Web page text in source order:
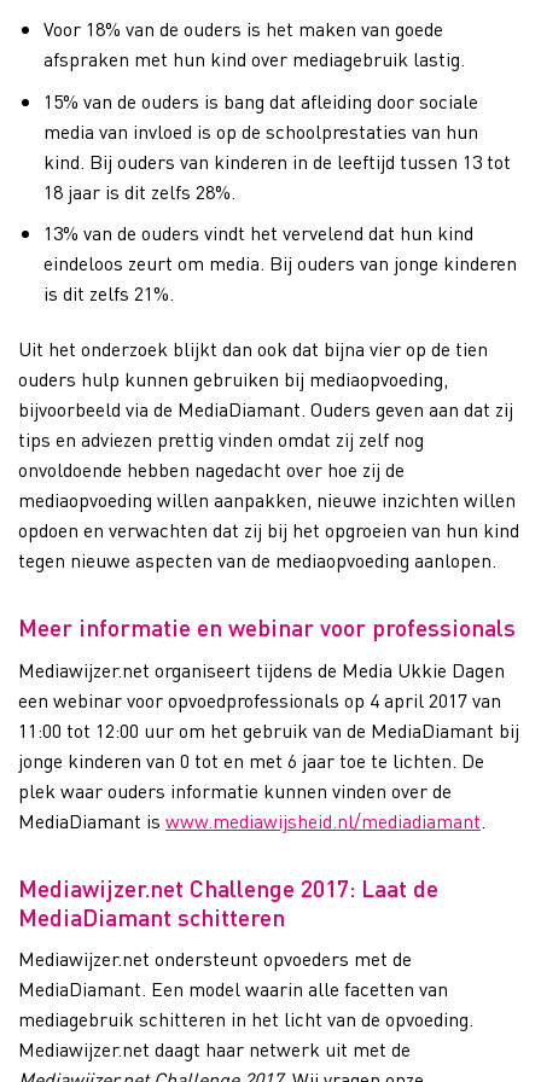
Voor 18% van de ouders is het maken van goede
afspraken met hun kind over mediagebruik lastig.
15% van de ouders is bang dat afleiding door sociale
media van invloed is op de schoolprestaties van hun
kind. Bij ouders van kinderen in de leeftijd tussen 13 tot
18 jaar is dit zelfs 28%.
13% van de ouders vindt het vervelend dat hun kind
eindeloos zeurt om media. Bij ouders van jonge kinderen
is dit zelfs 21%.
Uit het onderzoek blijkt dan ook dat bijna vier op de tien
ouders hulp kunnen gebruiken bij mediaopvoeding,
bijvoorbeeld via de MediaDiamant. Ouders geven aan dat zij
tips en adviezen prettig vinden omdat zij zelf nog
onvoldoende hebben nagedacht over hoe zij de
mediaopvoeding willen aanpakken, nieuwe inzichten willen
opdoen en verwachten dat zij bij het opgroeien van hun kind
tegen nieuwe aspecten van de mediaopvoeding aanlopen.
Meer informatie en webinar voor professionals
Mediawijzer.net organiseert tijdens de Media Ukkie Dagen
een webinar voor opvoedprofessionals op 4 april 2017 van
11:00 tot 12:00 uur om het gebruik van de MediaDiamant bij
jonge kinderen van 0 tot en met 6 jaar toe te lichten. De
plek waar ouders informatie kunnen vinden over de
MediaDiamant is www.mediawijsheid.nl/mediadiamant
Mediawijzer.net Challenge 2017: Laat de
MediaDiamant schitteren
Mediawijzer.net ondersteunt opvoeders met de
MediaDiamant. Een model waarin alle facetten van
mediagebruik schitteren in het licht van de opvoeding.
Mediawijzer.net daagt haar netwerk uit met de